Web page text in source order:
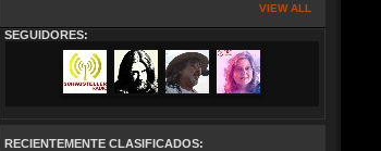
VIEW ALL
SEGUIDORES:
RECIENTEMENTE CLASIFICADOS: